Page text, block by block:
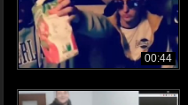
00:44